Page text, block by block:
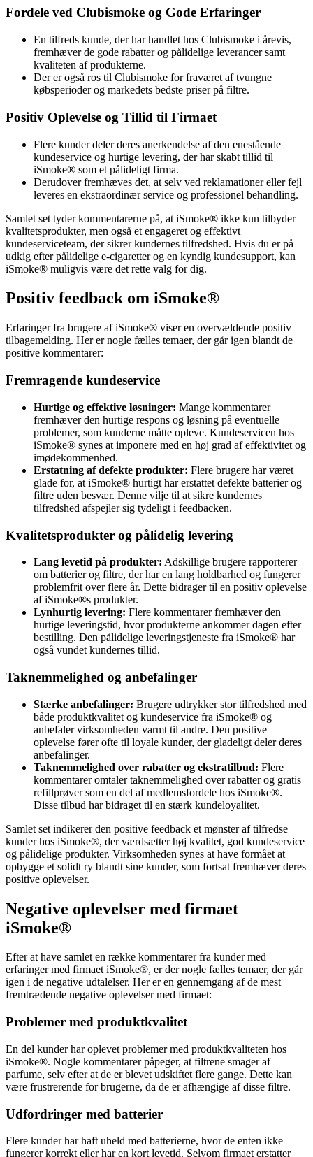
Fordele ved Clubismoke og Gode Erfaringer
En tilfreds kunde, der har handlet hos Clubismoke i årevis,
fremhæver de gode rabatter og pålidelige leverancer samt
kvaliteten af produkterne.
Der er også ros til Clubismoke for fraværet af tvungne
købsperioder og markedets bedste priser på filtre.
Positiv Oplevelse og Tillid til Firmaet
Flere kunder deler deres anerkendelse af den enestående
kundeservice og hurtige levering, der har skabt tillid til
iSmoke® som et pålideligt firma.
Derudover fremhæves det, at selv ved reklamationer eller fejl
leveres en ekstraordinær service og professionel behandling.
Samlet set tyder kommentarerne på, at iSmoke® ikke kun tilbyder
kvalitetsprodukter, men også et engageret og effektivt
kundeserviceteam, der sikrer kundernes tilfredshed. Hvis du er på
udkig efter pålidelige e-cigaretter og en kyndig kundesupport, kan
iSmoke® muligvis være det rette valg for dig.
Positiv feedback om iSmoke®
Erfaringer fra brugere af iSmoke® viser en overvældende positiv
tilbagemelding. Her er nogle fælles temaer, der går igen blandt de
positive kommentarer:
Fremragende kundeservice
Hurtige og effektive løsninger: Mange kommentarer
fremhæver den hurtige respons og løsning på eventuelle
problemer, som kunderne måtte opleve. Kundeservicen hos
iSmoke® synes at imponere med en høj grad af effektivitet og
imødekommenhed.
Erstatning af defekte produkter: Flere brugere har været
glade for, at iSmoke® hurtigt har erstattet defekte batterier og
filtre uden besvær. Denne vilje til at sikre kundernes
tilfredshed afspejler sig tydeligt i feedbacken.
Kvalitetsprodukter og pålidelig levering
Lang levetid på produkter: Adskillige brugere rapporterer
om batterier og filtre, der har en lang holdbarhed og fungerer
problemfrit over flere år. Dette bidrager til en positiv oplevelse
af iSmoke®s produkter.
Lynhurtig levering: Flere kommentarer fremhæver den
hurtige leveringstid, hvor produkterne ankommer dagen efter
bestilling. Den pålidelige leveringstjeneste fra iSmoke® har
også vundet kundernes tillid.
Taknemmelighed og anbefalinger
Stærke anbefalinger: Brugere udtrykker stor tilfredshed med
både produktkvalitet og kundeservice fra iSmoke® og
anbefaler virksomheden varmt til andre. Den positive
oplevelse fører ofte til loyale kunder, der gladeligt deler deres
anbefalinger.
Taknemmelighed over rabatter og ekstratilbud: Flere
kommentarer omtaler taknemmelighed over rabatter og gratis
refillprøver som en del af medlemsfordele hos iSmoke®.
Disse tilbud har bidraget til en stærk kundeloyalitet.
Samlet set indikerer den positive feedback et mønster af tilfredse
kunder hos iSmoke®, der værdsætter høj kvalitet, god kundeservice
og pålidelige produkter. Virksomheden synes at have formået at
opbygge et solidt ry blandt sine kunder, som fortsat fremhæver deres
positive oplevelser.
Negative oplevelser med firmaet
iSmoke®
Efter at have samlet en række kommentarer fra kunder med
erfaringer med firmaet iSmoke®, er der nogle fælles temaer, der går
igen i de negative udtalelser. Her er en gennemgang af de mest
fremtrædende negative oplevelser med firmaet:
Problemer med produktkvalitet
En del kunder har oplevet problemer med produktkvaliteten hos
iSmoke®. Nogle kommentarer påpeger, at filtrene smager af
parfume, selv efter at de er blevet udskiftet flere gange. Dette kan
være frustrerende for brugerne, da de er afhængige af disse filtre.
Udfordringer med batterier
Flere kunder har haft uheld med batterierne, hvor de enten ikke
fungerer korrekt eller har en kort levetid. Selvom firmaet erstatter